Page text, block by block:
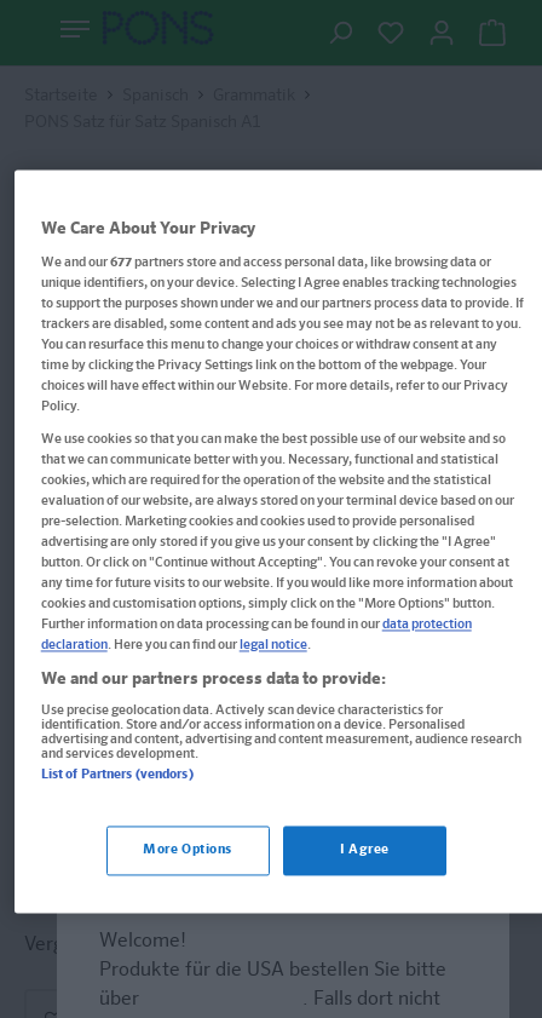
Im Buch blättern
PONS Satz für Satz Spanisch A1
Grammatik üben mit der Übersetzungsmethode
Format: 17,0 x 24,0 cm, 156 Seiten
ISBN: 978-3-12-562164-0
Vergriffen, wird abgel�st durch neue Ausgabe.
Welcome!
Produkte für die USA bestellen Sie bitte
über
. Falls dort nicht
We Care About Your Privacy
We and our677partners store and access personal data, like browsing data or
unique identifiers, on your device. Selecting I Agree enables tracking technologies
to support the purposes shown under we and our partners process data to provide. If
trackers are disabled, some content and ads you see may not be as relevant to you.
You can resurface this menu to change your choices or withdraw consent at any
time by clicking the Privacy Settings link on the bottom of the webpage. Your
choices will have effect within our Website. For more details, refer to our Privacy
Policy.
We use cookies so that you can make the best possible use of our website and so
that we can communicate better with you. Necessary, functional and statistical
cookies, which are required for the operation of the website and the statistical
evaluation of our website, are always stored on your terminal device based on our
pre-selection. Marketing cookies and cookies used to provide personalised
advertising are only stored if you give us your consent by clicking the "I Agree"
button. Or click on "Continue without Accepting". You can revoke your consent at
any time for future visits to our website. If you would like more information about
cookies and customisation options, simply click on the "More Options" button.
Further information on data processing can be found in ourdata protection
declaration. Here you can find our legal notice.
We and our partners process data to provide:
Use precise geolocation data. Actively scan device characteristics for
identification. Store and/or access information on a device. Personalised
advertising and content, advertising and content measurement, audience research
and services development.
List of Partners (vendors)
More Options I Agree